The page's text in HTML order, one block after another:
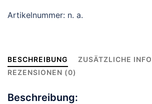
Artikelnummer: n. a.
BESCHREIBUNG
ZUSÄTZLICHE
REZENSIONEN (0)
Beschreibung: